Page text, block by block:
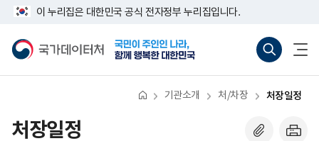
뛰
이 누리집은 대한민국 공식 전자정부 누리집입니다.
터
바
(새
열
기관소개 처/차장 처장일정
처장일정